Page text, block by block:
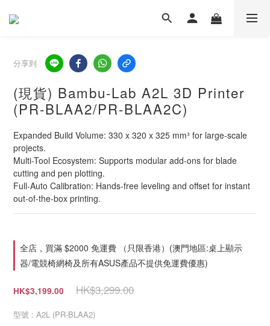
分享到
(現貨) Bambu-Lab A2L 3D Printer
(PR-BLAA2/PR-BLAA2C)
Expanded Build Volume: 330 x 320 x 325 mm³ for large-scale
projects.
Multi-Tool Ecosystem: Supports modular add-ons for blade
cutting and pen plotting.
Full-Auto Calibration: Hands-free leveling and offset for instant
out-of-the-box printing.
全店，買滿 $2000 免運費 （只限香港）(澳門地區:桌上顯示
器/電競椅網椅及所有ASUS產品不提供免運費優惠)
HK$3,299.00
HK$3,199.00
型號 : A2L (PR-BLAA2)